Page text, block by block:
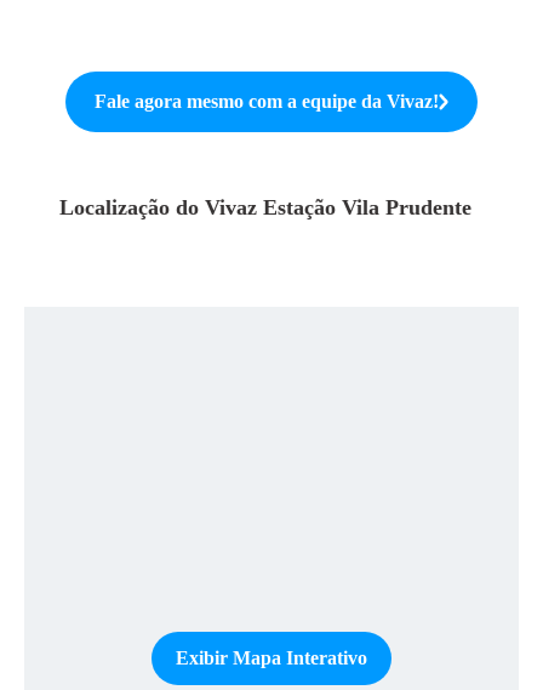
Fale agora mesmo com a equipe da Vivaz!
Localização do Vivaz Estação Vila Prudente
Exibir Mapa Interativo